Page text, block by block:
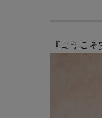
『ようこ